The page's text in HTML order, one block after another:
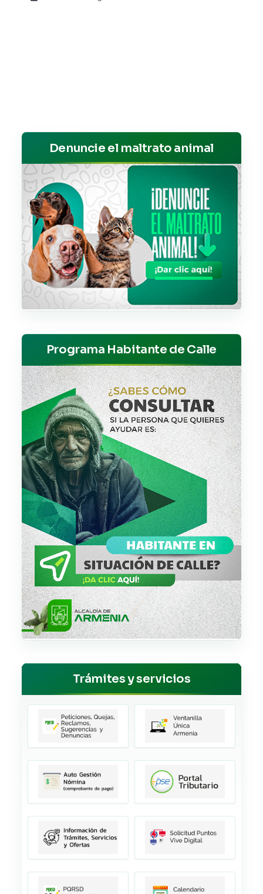
Denuncie el maltrato animal
Programa Habitante de Calle
Trámites y servicios